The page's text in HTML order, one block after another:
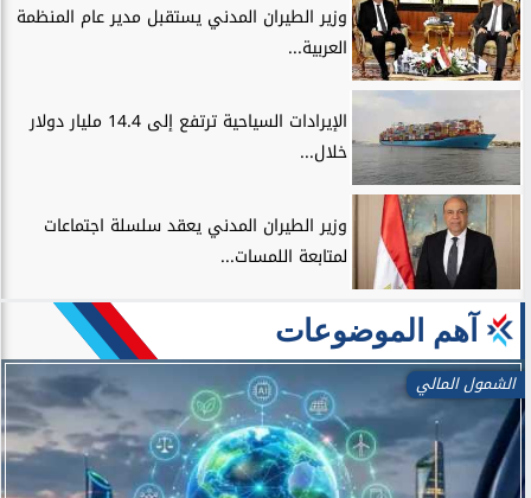
وزير الطيران المدني يستقبل مدير عام المنظمة
العربية...
الإيرادات السياحية ترتفع إلى 14.4 مليار دولار
خلال...
وزير الطيران المدني يعقد سلسلة اجتماعات
لمتابعة اللمسات...
آهم الموضوعات
الشمول المالي